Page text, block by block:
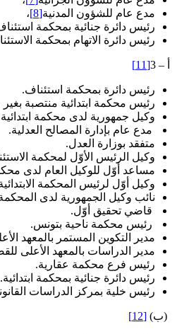
مدع عام للشؤون المدنية[8]
،
رئيس دائرة جنائية بمحكمة
رئيس دائرة الاتهام بمحكمة
أ – 3 [11]
رئيس دائرة بمحكمة استئناف.
رئيس محكمة ابتدائية منتصبة
وكيل جمهورية لدى محكمة
مدع عام بإدارة المصالح العدلية.
متفقد بوزارة العدل.
وكيل الرئيس الأوّل لمحكمة
مساعد أوّل للوكيل العام لدى
وكيل أوّل لرئيس المحكمة
نائب وكيل الجمهورية لدى المحكمة
قاضي تحقيق أوّل.
رئيس محكمة ناحية بتونس.
مدير التكوين المستمر بالمعهد
مدير الدراسات بالمعهد الأعلى
رئيس فرع محكمة عقارية.
رئيس دائرة جنائية بمحكمة ابتدائية.
رئيس خلية بمركز الدراسات
(ب) [12]